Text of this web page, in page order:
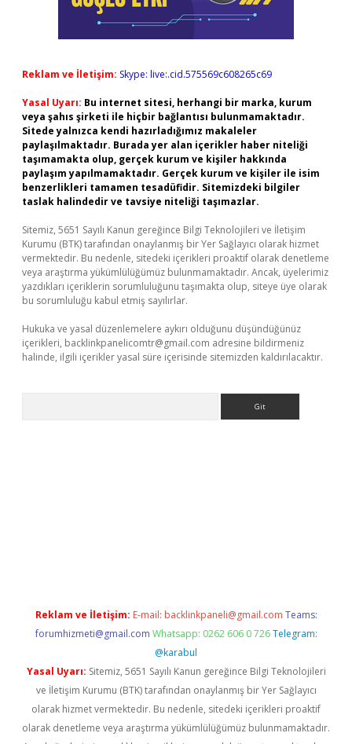
Reklam ve İletişim: Skype: live:.cid.575569c608265c69
Yasal Uyarı: Bu internet sitesi, herhangi bir marka, kurum
veya şahıs şirketi ile hiçbir bağlantısı bulunmamaktadır.
Sitede yalnızca kendi hazırladığımız makaleler
paylaşılmaktadır. Burada yer alan içerikler haber niteliği
taşımamakta olup, gerçek kurum ve kişiler hakkında
paylaşım yapılmamaktadır. Gerçek kurum ve kişiler ile isim
benzerlikleri tamamen tesadüfidir. Sitemizdeki bilgiler
taslak halindedir ve tavsiye niteliği taşımazlar.
Sitemiz, 5651 Sayılı Kanun gereğince Bilgi Teknolojileri ve İletişim
Kurumu (BTK) tarafından onaylanmış bir Yer Sağlayıcı olarak hizmet
vermektedir. Bu nedenle, sitedeki içerikleri proaktif olarak denetleme
veya araştırma yükümlülüğümüz bulunmamaktadır. Ancak, üyelerimiz
yazdıkları içeriklerin sorumluluğunu taşımakta olup, siteye üye olarak
bu sorumluluğu kabul etmiş sayılırlar.
Hukuka ve yasal düzenlemelere aykırı olduğunu düşündüğünüz
içerikleri, backlinkpanelicomtr@gmail.com adresine bildirmeniz
halinde, ilgili içerikler yasal süre içerisinde sitemizden kaldırılacaktır.
Reklam ve İletişim: E-mail: backlinkpaneli@gmail.com Teams:
forumhizmeti@gmail.com Whatsapp: 0262 606 0 726 Telegram:
@karabul
Yasal Uyarı: Sitemiz, 5651 Sayılı Kanun gereğince Bilgi Teknolojileri
ve İletişim Kurumu (BTK) tarafından onaylanmış bir Yer Sağlayıcı
olarak hizmet vermektedir. Bu nedenle, sitedeki içerikleri proaktif
olarak denetleme veya araştırma yükümlülüğümüz bulunmamaktadır.